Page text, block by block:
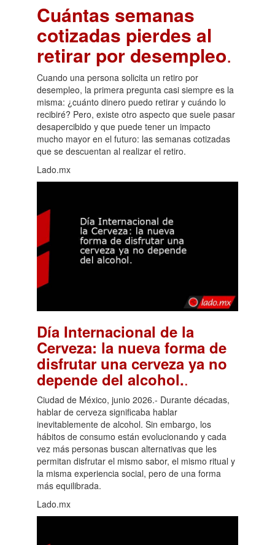
Cuántas semanas
cotizadas pierdes al
retirar por desempleo.
Cuando una persona solicita un retiro por
desempleo, la primera pregunta casi siempre es la
misma: ¿cuánto dinero puedo retirar y cuándo lo
recibiré? Pero, existe otro aspecto que suele pasar
desapercibido y que puede tener un impacto
mucho mayor en el futuro: las semanas cotizadas
que se descuentan al realizar el retiro.
Lado.mx
Día Internacional de la
Cerveza: la nueva forma de
disfrutar una cerveza ya no
depende del alcohol..
Ciudad de México, junio 2026.- Durante décadas,
hablar de cerveza significaba hablar
inevitablemente de alcohol. Sin embargo, los
hábitos de consumo están evolucionando y cada
vez más personas buscan alternativas que les
permitan disfrutar el mismo sabor, el mismo ritual y
la misma experiencia social, pero de una forma
más equilibrada.
Lado.mx